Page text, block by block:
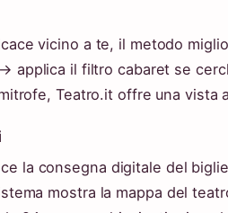
vicino a te, il metodo
applica il filtro cabaret se
Teatro.it offre una vista
la consegna digitale del
mostra la mappa del